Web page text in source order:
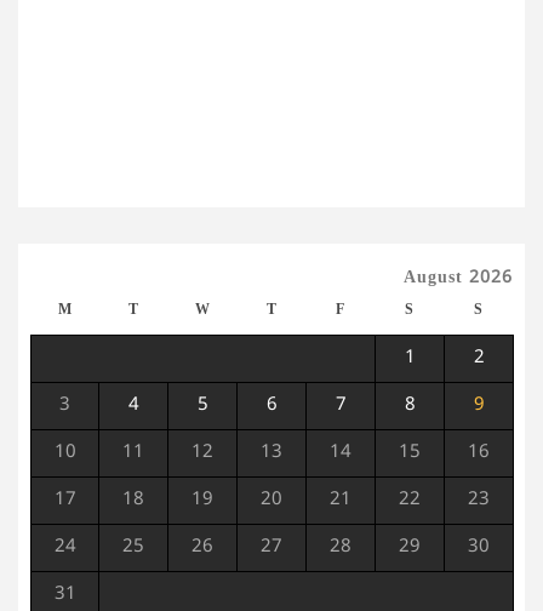
August 2026
M T W T F S S
1 2
3 4 5 6 7 8 9
10 11 12 13 14 15 16
17 18 19 20 21 22 23
24 25 26 27 28 29 30
31